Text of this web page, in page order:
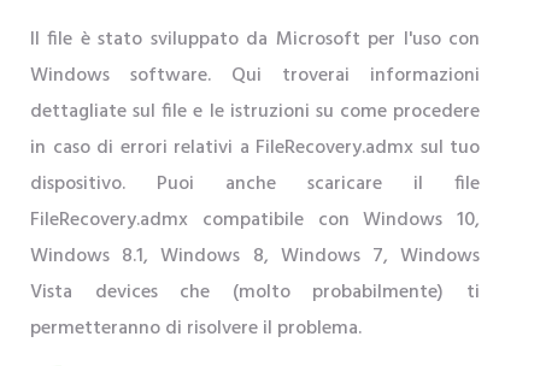
Il file è stato sviluppato da Microsoft per l'uso con
Windows software. Qui troverai informazioni
dettagliate sul file e le istruzioni su come procedere
in caso di errori relativi a FileRecovery.admx sul tuo
dispositivo. Puoi anche scaricare il file
FileRecovery.admx compatibile con Windows 10,
Windows 8.1, Windows 8, Windows 7, Windows
Vista devices che (molto probabilmente) ti
permetteranno di risolvere il problema.